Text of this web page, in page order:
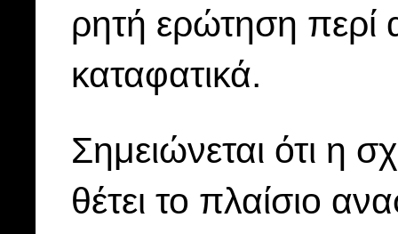
ρητή ερώτηση
καταφατικά.
Σημειώνεται ότι η
θέτει το πλαίσιο